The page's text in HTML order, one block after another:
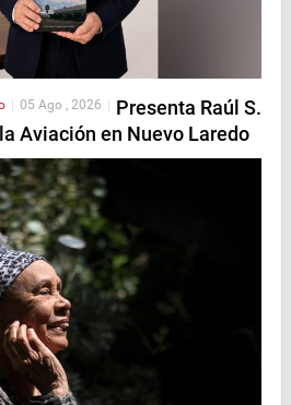
| 05 Ago , 2026 | Presenta Raúl S.
Aviación en Nuevo Laredo